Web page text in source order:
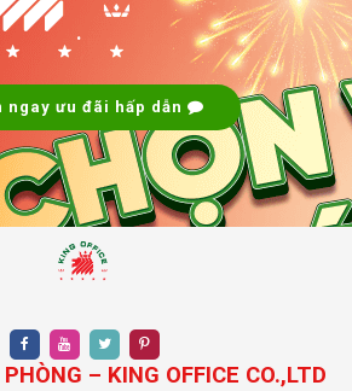
.
ngay ưu đãi hấp dẫn
– KING OFFICE CO.,LTD